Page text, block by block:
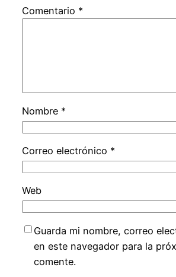
Comentario *
Nombre *
Correo electrónico *
Web
Guarda mi nombre, correo
en este navegador para la
comente.